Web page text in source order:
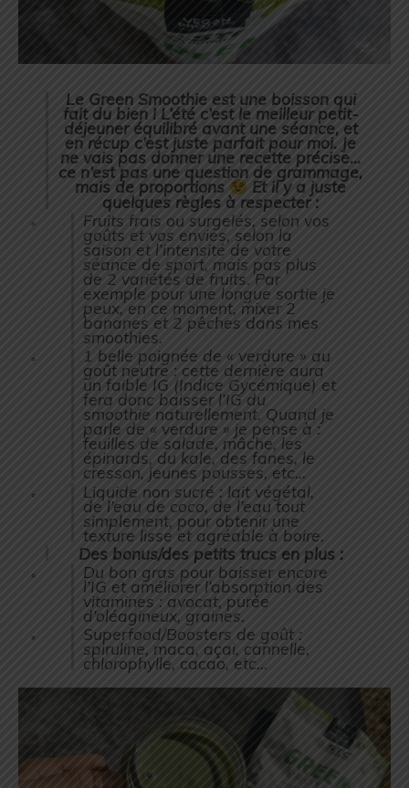
Le Green Smoothie est une boisson qui
fait du bien ! L’été c’est le meilleur petit-
déjeuner équilibré avant une séance, et
en récup c’est juste parfait pour moi. Je
ne vais pas donner une recette précise…
ce n’est pas une question de grammage,
mais de proportions Et il y a juste
quelques règles à respecter :
Fruits frais ou surgelés, selon vos
goûts et vos envies, selon la
saison et l’intensité de votre
séance de sport, mais pas plus
de 2 variétés de fruits. Par
exemple pour une longue sortie je
peux, en ce moment, mixer 2
bananes et 2 pêches dans mes
smoothies.
1 belle poignée de « verdure » au
goût neutre : cette dernière aura
un faible IG (Indice Gycémique) et
fera donc baisser l’IG du
smoothie naturellement. Quand je
parle de « verdure » je pense à :
feuilles de salade, mâche, les
épinards, du kale, des fanes, le
cresson, jeunes pousses, etc…
Liquide non sucré : lait végétal,
de l’eau de coco, de l’eau tout
simplement, pour obtenir une
texture lisse et agréable à boire.
Des bonus/des petits trucs en plus :
Du bon gras pour baisser encore
l’IG et améliorer l’absorption des
vitamines : avocat, purée
d’oléagineux, graines.
Superfood/Boosters de goût :
spiruline, maca, açai, cannelle,
chlorophylle, cacao, etc…